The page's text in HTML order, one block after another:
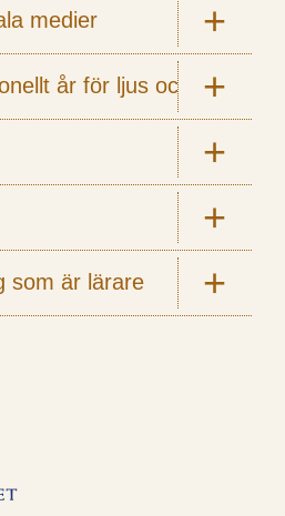
medier
år för ljus och
som är lärare